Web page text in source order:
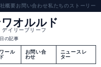
概要お問い合わせ私たちのストーリー
オルルド
イリーブリーフ
の記事
ワール
ド
お問い合
わせ
ニュースレ
ター